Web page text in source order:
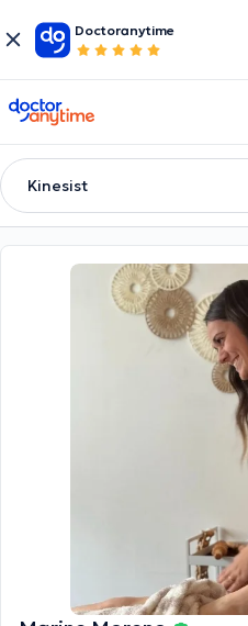
Doctoranytime
doctoranytime
Kinesist